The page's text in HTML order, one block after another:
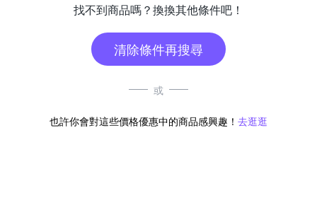
找不到商品嗎？換換其他條件吧！
清除條件再搜尋
或
也許你會對這些價格優惠中的商品感興趣！ 去逛逛